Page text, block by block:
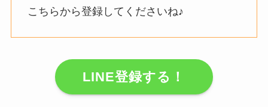
こちらから登録してくださいね♪
LINE登録する！